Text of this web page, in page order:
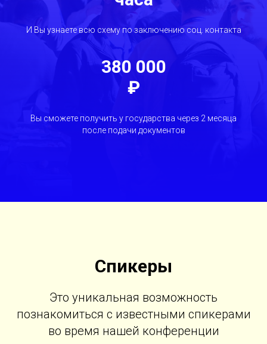
И Вы узнаете всю схему по заключению соц. контакта
380 000
₽
Вы сможете получить у государства через 2 месяца
после подачи документов
Спикеры
Это уникальная возможность
познакомиться с известными спикерами
во время нашей конференции